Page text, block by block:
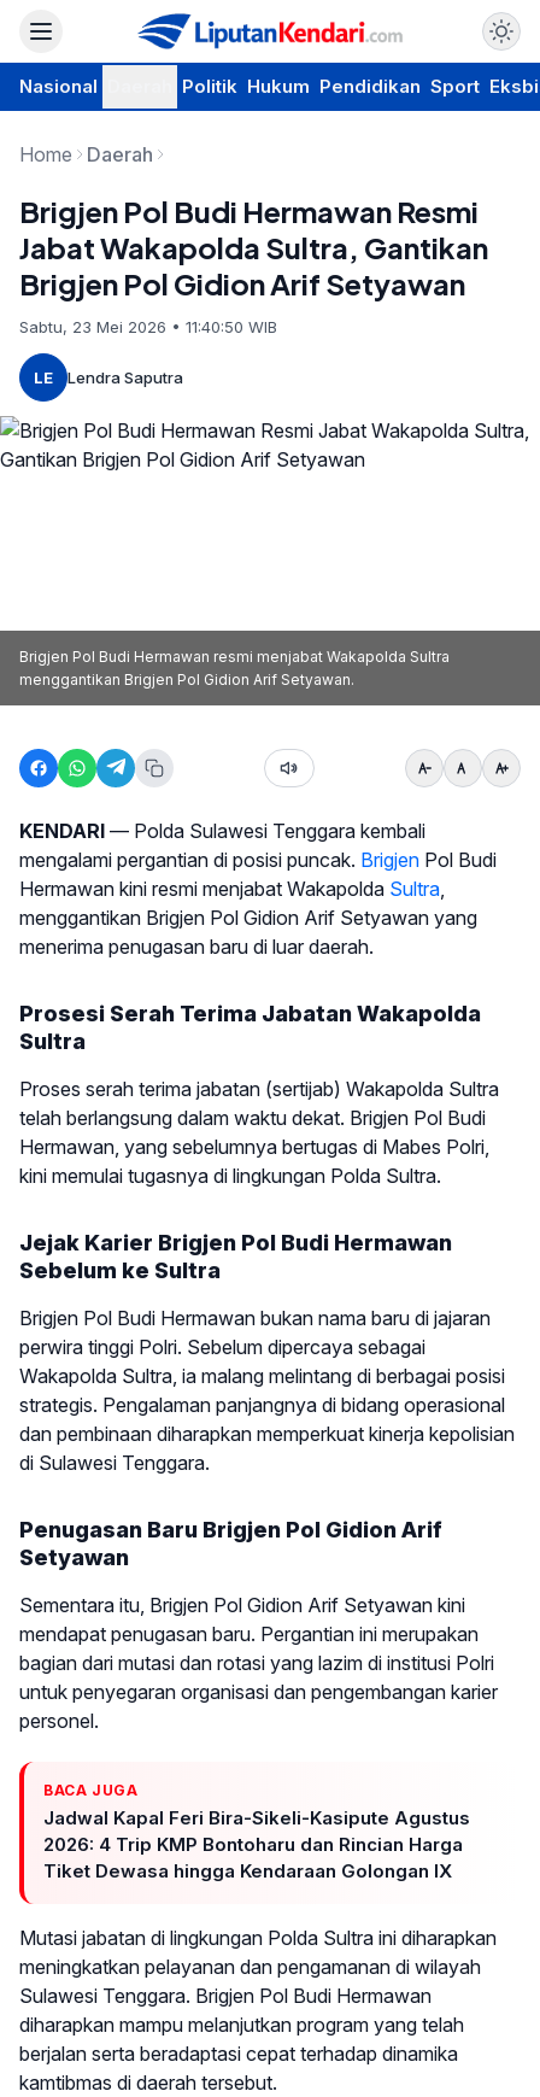
Nasional Politik Hukum Pendidikan Sport
Home Daerah
Brigjen Pol Budi Hermawan Resmi
Jabat Wakapolda Sultra, Gantikan
Brigjen Pol Gidion Arif Setyawan
Sabtu, 23 Mei 2026 • 11:40:50 WIB
LE Lendra Saputra
Brigjen Pol Budi Hermawan resmi menjabat Wakapolda Sultra
menggantikan Brigjen Pol Gidion Arif Setyawan.
KENDARI — Polda Sulawesi Tenggara kembali
mengalami pergantian di posisi puncak. Brigjen Pol Budi
Hermawan kini resmi menjabat Wakapolda Sultra,
menggantikan Brigjen Pol Gidion Arif Setyawan yang
menerima penugasan baru di luar daerah.
Prosesi Serah Terima Jabatan Wakapolda
Sultra
Proses serah terima jabatan (sertijab) Wakapolda Sultra
telah berlangsung dalam waktu dekat. Brigjen Pol Budi
Hermawan, yang sebelumnya bertugas di Mabes Polri,
kini memulai tugasnya di lingkungan Polda Sultra.
Jejak Karier Brigjen Pol Budi Hermawan
Sebelum ke Sultra
Brigjen Pol Budi Hermawan bukan nama baru di jajaran
perwira tinggi Polri. Sebelum dipercaya sebagai
Wakapolda Sultra, ia malang melintang di berbagai posisi
strategis. Pengalaman panjangnya di bidang operasional
dan pembinaan diharapkan memperkuat kinerja kepolisian
di Sulawesi Tenggara.
Penugasan Baru Brigjen Pol Gidion Arif
Setyawan
Sementara itu, Brigjen Pol Gidion Arif Setyawan kini
mendapat penugasan baru. Pergantian ini merupakan
bagian dari mutasi dan rotasi yang lazim di institusi Polri
untuk penyegaran organisasi dan pengembangan karier
personel.
BACA JUGA
Jadwal Kapal Feri Bira-Sikeli-Kasipute Agustus
2026: 4 Trip KMP Bontoharu dan Rincian Harga
Tiket Dewasa hingga Kendaraan Golongan IX
Mutasi jabatan di lingkungan Polda Sultra ini diharapkan
meningkatkan pelayanan dan pengamanan di wilayah
Sulawesi Tenggara. Brigjen Pol Budi Hermawan
diharapkan mampu melanjutkan program yang telah
berjalan serta beradaptasi cepat terhadap dinamika
kamtibmas di daerah tersebut.